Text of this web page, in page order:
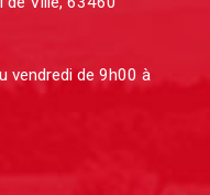
vendredi de 9h00 à